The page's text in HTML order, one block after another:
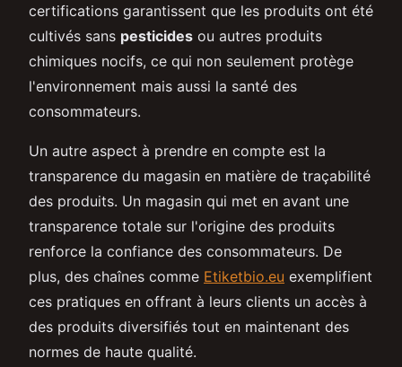
certifications garantissent que les produits ont été
cultivés sans pesticides ou autres produits
chimiques nocifs, ce qui non seulement protège
l'environnement mais aussi la santé des
consommateurs.
Un autre aspect à prendre en compte est la
transparence du magasin en matière de traçabilité
des produits. Un magasin qui met en avant une
transparence totale sur l'origine des produits
renforce la confiance des consommateurs. De
plus, des chaînes comme Etiketbio.eu exemplifient
ces pratiques en offrant à leurs clients un accès à
des produits diversifiés tout en maintenant des
normes de haute qualité.